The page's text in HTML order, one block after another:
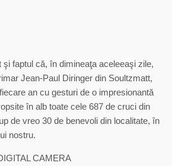
şi faptul că, în dimineaţa aceleeaşi zile,
Jean-Paul Diringer din Soultzmatt,
an cu gesturi de o impresionantă
în alb toate cele 687 de cruci din
de vreo 30 de benevoli din localitate, în
nostru.